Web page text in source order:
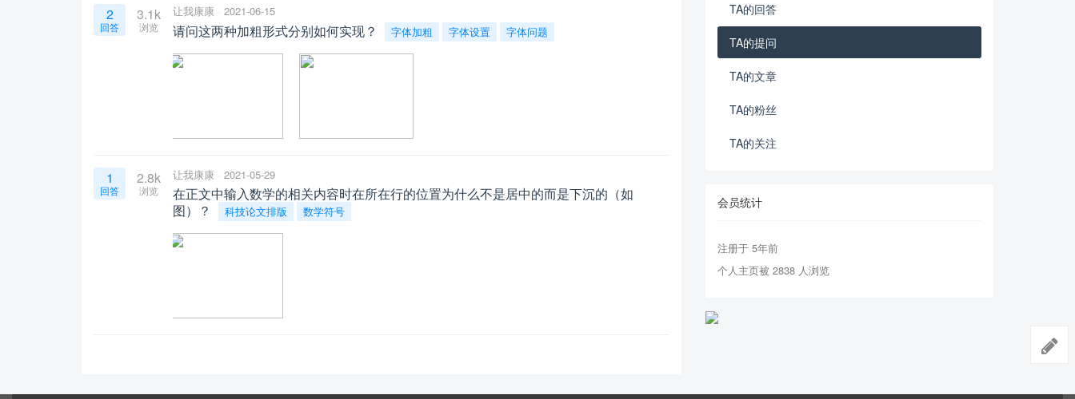
2
回答
3.1k
浏览
让我康康 2021-06-15
请问这两种加粗形式分别如何实现？ 字体加粗 字体设置 字体问题
1
回答
2.8k
浏览
让我康康 2021-05-29
在正文中输入数学的相关内容时在所在行的位置为什么不是居中的而是下沉的（如
图）？
科技论文排版 数学符号
TA的回答
TA的提问
TA的文章
TA的粉丝
TA的关注
会员统计
注册于 5年前
个人主页被 2838 人浏览